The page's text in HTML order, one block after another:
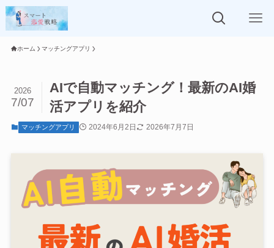
ホーム マッチングアプリ
AIで自動マッチング！最新のAI婚
活アプリを紹介
2026
7/07
マッチングアプリ 2024年6月2日 2026年7月7日